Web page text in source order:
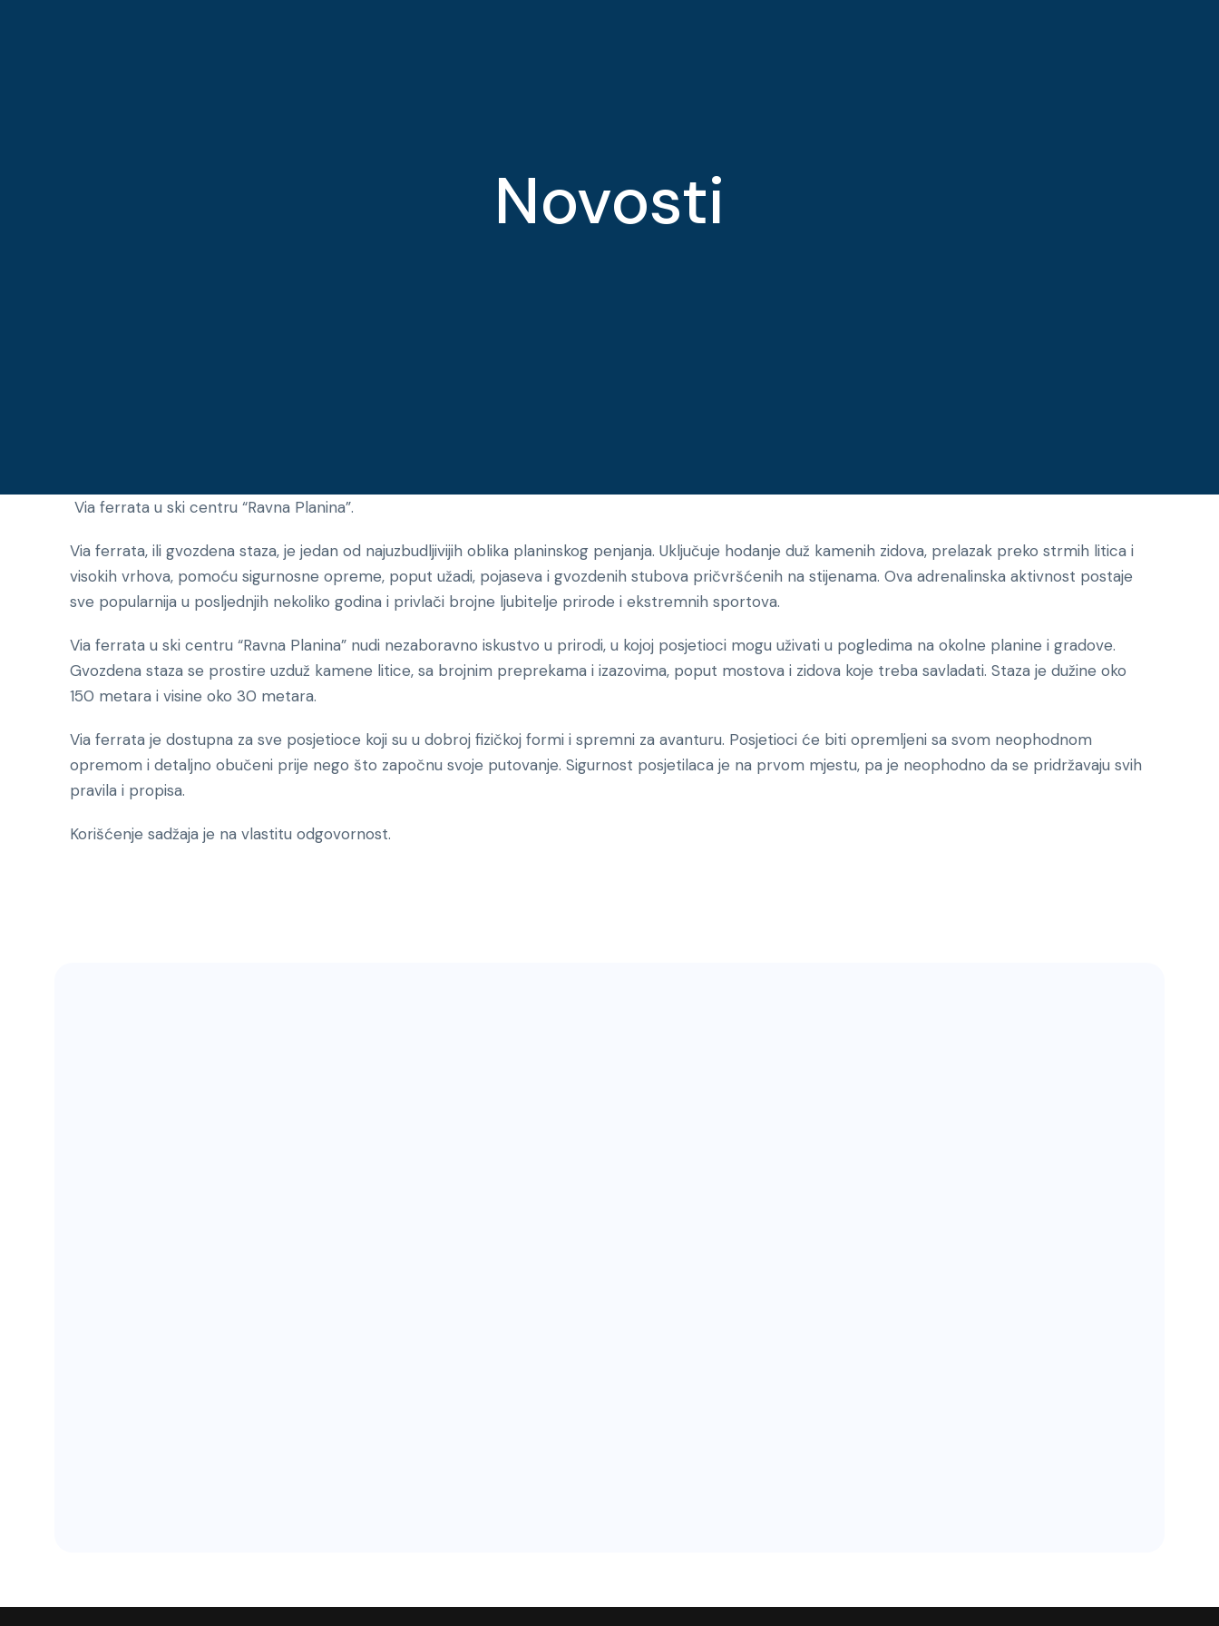
Novosti
Via ferrata u ski centru “Ravna Planina”.
Via ferrata, ili gvozdena staza, je jedan od najuzbudljivijih oblika planinskog penjanja. Uključuje hodanje duž kamenih zidova, prelazak preko strmih litica i
visokih vrhova, pomoću sigurnosne opreme, poput užadi, pojaseva i gvozdenih stubova pričvršćenih na stijenama. Ova adrenalinska aktivnost postaje
sve popularnija u posljednjih nekoliko godina i privlači brojne ljubitelje prirode i ekstremnih sportova.
Via ferrata u ski centru “Ravna Planina” nudi nezaboravno iskustvo u prirodi, u kojoj posjetioci mogu uživati u pogledima na okolne planine i gradove.
Gvozdena staza se prostire uzduž kamene litice, sa brojnim preprekama i izazovima, poput mostova i zidova koje treba savladati. Staza je dužine oko
150 metara i visine oko 30 metara.
Via ferrata je dostupna za sve posjetioce koji su u dobroj fizičkoj formi i spremni za avanturu. Posjetioci će biti opremljeni sa svom neophodnom
opremom i detaljno obučeni prije nego što započnu svoje putovanje. Sigurnost posjetilaca je na prvom mjestu, pa je neophodno da se pridržavaju svih
pravila i propisa.
Korišćenje sadžaja je na vlastitu odgovornost.